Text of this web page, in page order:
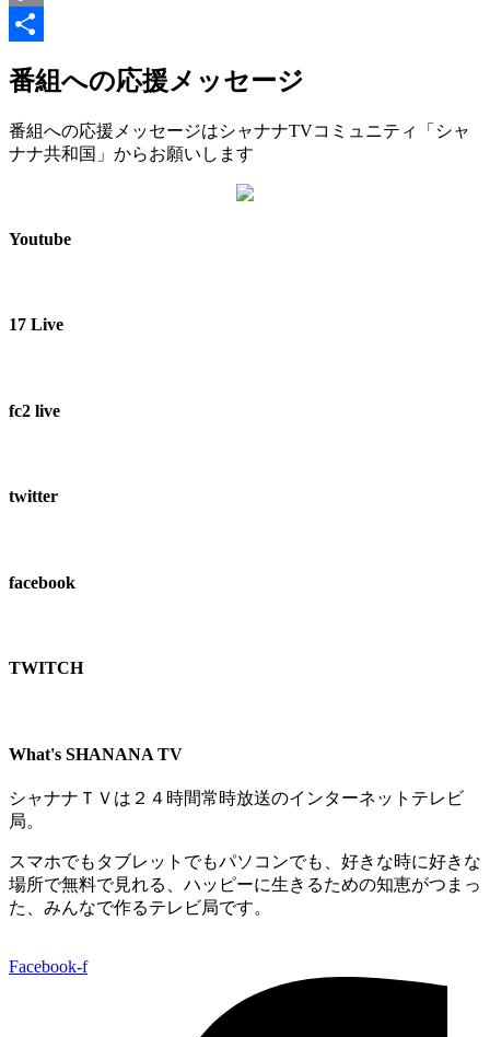
有
番組への応援メッセージ
番組への応援メッセージはシャナナTVコミュニティ「シャ
ナナ共和国」からお願いします
Youtube
17 Live
fc2 live
twitter
facebook
TWITCH​
What's SHANANA TV
シャナナＴＶは２４時間常時放送のインターネットテレビ
局。
スマホでもタブレットでもパソコンでも、好きな時に好きな
場所で無料で見れる、 ハッピーに生きるための知恵がつまっ
た、みんなで作るテレビ局です。
Facebook-f